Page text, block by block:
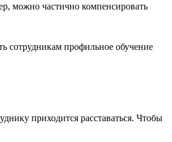
можно частично компенсировать
сотрудникам профильное обучение
приходится расставаться. Чтобы